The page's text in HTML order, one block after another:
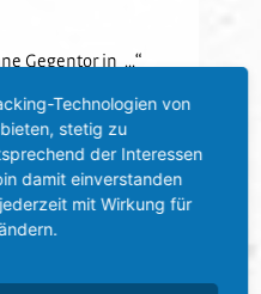
Gegentor in ...“
anges ...“
Technologien von
stetig zu
der Interessen
damit einverstanden
mit Wirkung für